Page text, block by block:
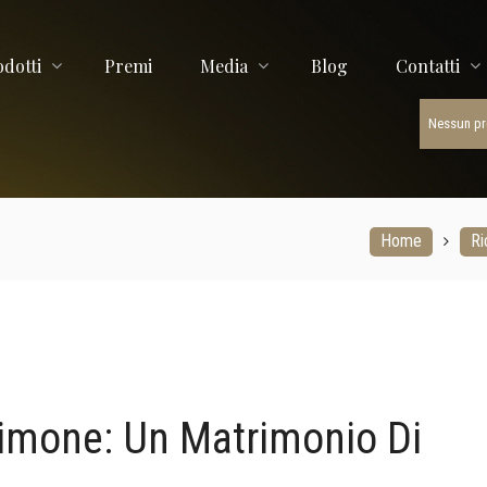
Premi Media Blog Contatti
Nessun
Home
Un Matrimonio Di